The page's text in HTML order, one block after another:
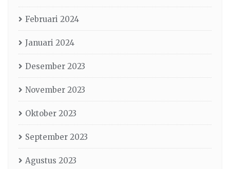
Februari 2024
Januari 2024
Desember 2023
November 2023
Oktober 2023
September 2023
Agustus 2023